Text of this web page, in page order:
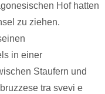
Hof hatten
zu ziehen.
in einer
Staufern und
tra svevi e